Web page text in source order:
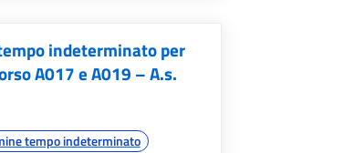
indeterminato per
A017 e A019 – A.s.
tempo indeterminato